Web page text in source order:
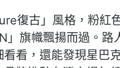
復古」風格，粉紅
」旗幟飄揚而過。
看，還能發現星巴